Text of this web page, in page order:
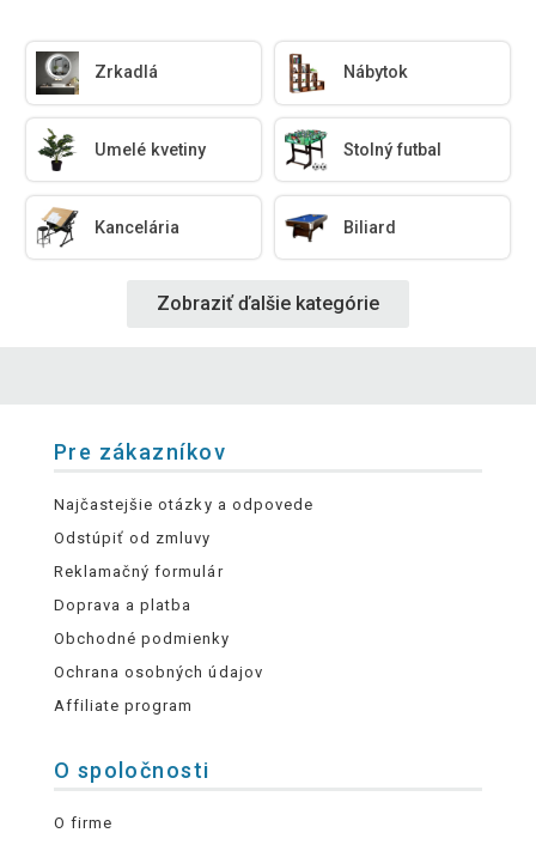
Zrkadlá Nábytok
Umelé kvetiny Stolný futbal
Kancelária Biliard
Zobraziť ďalšie kategórie
Pre zákazníkov
Najčastejšie otázky a odpovede
Odstúpiť od zmluvy
Reklamačný formulár
Doprava a platba
Obchodné podmienky
Ochrana osobných údajov
Affiliate program
O spoločnosti
O firme